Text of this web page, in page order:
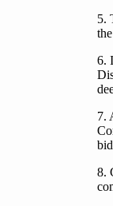
5.
6.
7.
8.